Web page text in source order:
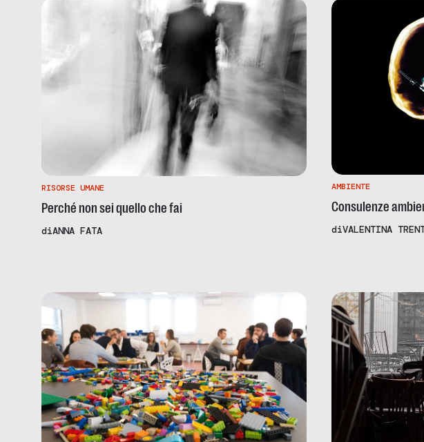
RISORSE UMANE
Perché non sei quello che fai
diANNA FATA
AMBIENTE
Consulenze
diVALENTINA